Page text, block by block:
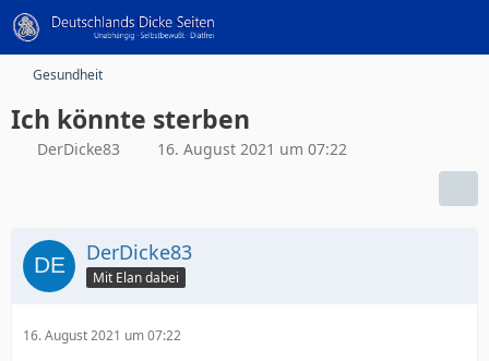
Gesundheit
Ich könnte sterben
DerDicke83 16. August 2021 um 07:22
DerDicke83
Mit Elan dabei
16. August 2021 um 07:22